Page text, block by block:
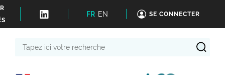
FR EN SE CONNECTER